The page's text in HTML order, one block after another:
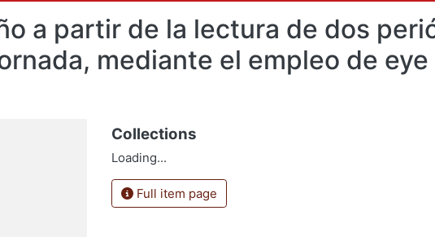
a partir de la lectura de dos
mediante el empleo de
Collections
Loading...
Full item page